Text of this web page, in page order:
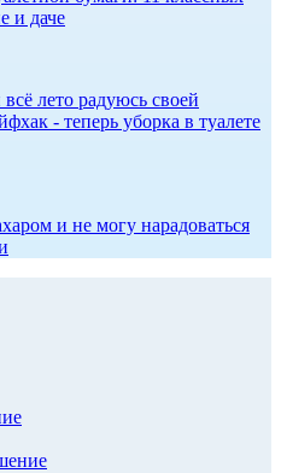
и даче
лето радуюсь своей
- теперь уборка в туалете
и не могу нарадоваться